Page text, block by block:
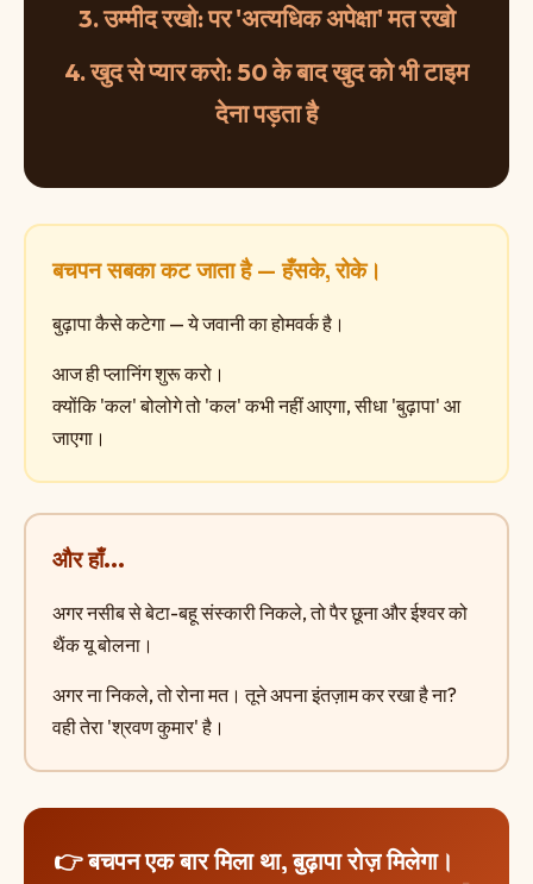
3. उम्मीद रखो: पर 'अत्यधिक अपेक्षा' मत रखो
4. खुद से प्यार करो: 50 के बाद खुद को भी टाइम
देना पड़ता है
बचपन सबका कट जाता है — हँसके, रोके।
बुढ़ापा कैसे कटेगा — ये जवानी का होमवर्क है।
आज ही प्लानिंग शुरू करो।
क्योंकि 'कल' बोलोगे तो 'कल' कभी नहीं आएगा, सीधा 'बुढ़ापा' आ
जाएगा।
और हाँ...
अगर नसीब से बेटा-बहू संस्कारी निकले, तो पैर छूना और ईश्वर को
थैंक यू बोलना।
अगर ना निकले, तो रोना मत। तूने अपना इंतज़ाम कर रखा है ना?
वही तेरा 'श्रवण कुमार' है।
👉 बचपन एक बार मिला था, बुढ़ापा रोज़ मिलेगा।